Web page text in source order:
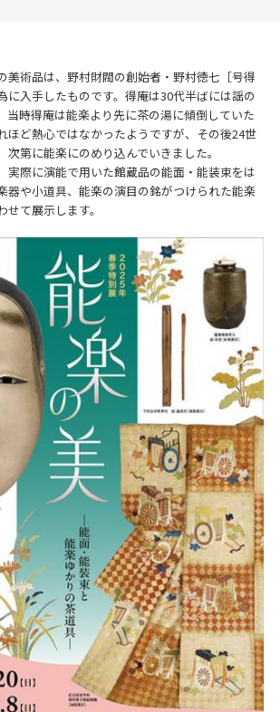
美術品は、野村財閥の創始者・野村徳七［号得
に入手したものです。得庵は30代半ばには謡の
当時得庵は能楽より先に茶の湯に傾倒していた
ほど熱心ではなかったようですが、その後24世
次第に能楽にのめり込んでいきました。
実際に演能で用いた館蔵品の能面・能装束をは
器や小道具、能楽の演目の銘がつけられた能楽
て展示します。